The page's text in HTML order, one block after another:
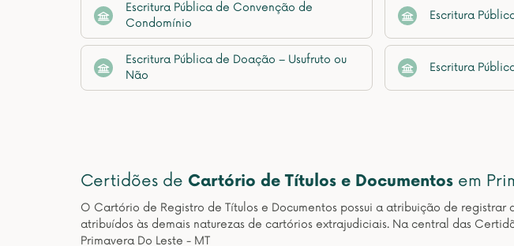
Escritura Pública de Convenção de
Condomínio
Escritura
Escritura Pública de Doação – Usufruto ou
Não
Escritura
Certidões de Cartório de Títulos e Documentos em
O Cartório de Registro de Títulos e Documentos possui a atribuição de
atribuídos às demais naturezas de cartórios extrajudiciais. Na central das
Primavera Do Leste - MT